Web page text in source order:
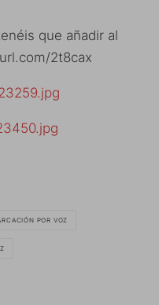
que añadir al
2t8cax
POR VOZ